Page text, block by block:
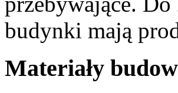
budynki mają
Materiały